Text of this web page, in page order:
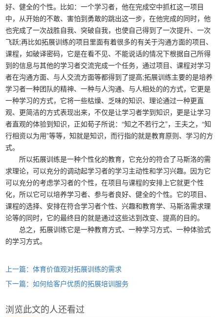
好、健全的个性。比如：一个学习者，他在完成空中抓杠这一项目
中，从开始的不敢、害怕到勇敢的跳出这一步，在他完成的同时，他
也完成了一次战胜自我、突破自我，也使自己得到了一次提升、一次
飞跃;再比如拓展训练的项目里面有着很多的有关于沟通方面的项目、
课程，如破译密码，它是在看不见、不能说话的情况下根据自己所得
到的信息与其他的学习者交流完成一个任务，通过项目、课程对学习
者在沟通方面、与人交流方面等都得到了提高;拓展训练主要的是培养
学习者一种团队的精神、一种与人沟通、与人相处的的方式，它更是
一种学习的方式，它将一些枯燥、乏味的知识、理论通过一种更直
观、更简洁的方式表现出来，不仅是让学习者学到知识，更是让学习
者直观的体验到知识，正如荀子所说：“知之不若行之”，王夫之，“知
行相资以为用”等等，知就是知识，而行指的就是教育原则、学习的方
式。
所以拓展训练是一种个性化的教育，它充分的符合了马斯洛的需
求理论，可以充分的调动起学习者的学习主动性和学习兴趣。因为它
可以充分的考虑学习者的个性，在项目与课程的安排上它就更个性
化，所以它可以培养学习者、参与者良好、健全的个性。它的项目、
课程的选择、安排在符合学习者个性、兴趣和教育学、马斯洛需求理
论等的同时，它的最终目的就是通过这些达到改变、提高的目的。
总之，拓展训练它是一种教育方式、一种学习方式、一种体验式
的学习方式。
上一篇：体育价值观对拓展训练的需求
下一篇：如何给客户优质的拓展培训服务
浏览此文的人还看过